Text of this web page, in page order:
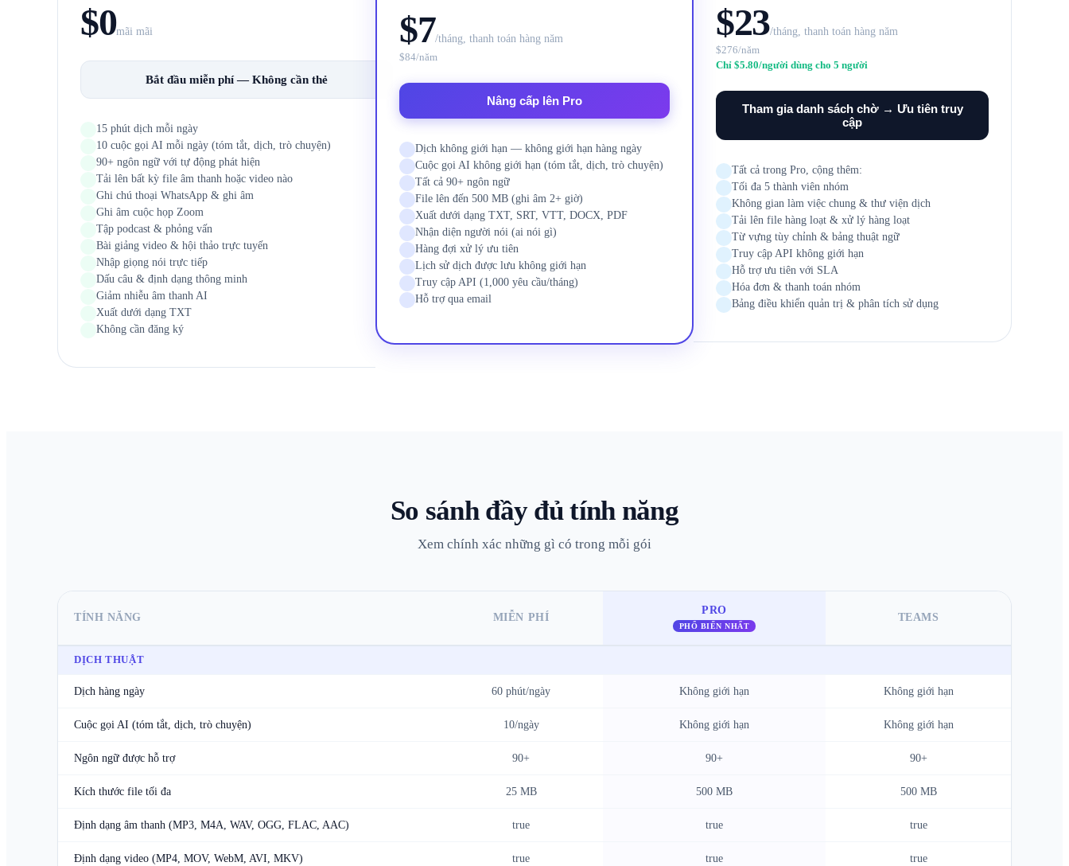
$0mãi mãi
Bắt đầu miễn phí — Không cần thẻ
15 phút dịch mỗi ngày
10 cuộc gọi AI mỗi ngày (tóm tắt, dịch, trò chuyện)
90+ ngôn ngữ với tự động phát hiện
Tải lên bất kỳ file âm thanh hoặc video nào
Ghi chú thoại WhatsApp & ghi âm
Ghi âm cuộc họp Zoom
Tập podcast & phỏng vấn
Bài giảng video & hội thảo trực tuyến
Nhập giọng nói trực tiếp
Dấu câu & định dạng thông minh
Giảm nhiễu âm thanh AI
Xuất dưới dạng TXT
Không cần đăng ký
$7/tháng, thanh toán hàng năm
$84/năm
Nâng cấp lên Pro
Dịch không giới hạn — không giới hạn hàng ngày
Cuộc gọi AI không giới hạn (tóm tắt, dịch, trò chuyện)
Tất cả 90+ ngôn ngữ
File lên đến 500 MB (ghi âm 2+ giờ)
Xuất dưới dạng TXT, SRT, VTT, DOCX, PDF
Nhận diện người nói (ai nói gì)
Hàng đợi xử lý ưu tiên
Lịch sử dịch được lưu không giới hạn
Truy cập API (1,000 yêu cầu/tháng)
Hỗ trợ qua email
$23/tháng, thanh toán hàng năm
$276/năm
Chỉ $5.80/người dùng cho 5 người
Tham gia danh sách chờ → Ưu tiên truy
cập
Tất cả trong Pro, cộng thêm:
Tối đa 5 thành viên nhóm
Không gian làm việc chung & thư viện dịch
Tải lên file hàng loạt & xử lý hàng loạt
Từ vựng tùy chỉnh & bảng thuật ngữ
Truy cập API không giới hạn
Hỗ trợ ưu tiên với SLA
Hóa đơn & thanh toán nhóm
Bảng điều khiển quản trị & phân tích sử dụng
So sánh đầy đủ tính năng
Xem chính xác những gì có trong mỗi gói
TÍNH NĂNG MIỄN PHÍ
PRO
PHỔ BIẾN NHẤT
TEAMS
DỊCH THUẬT
Dịch hàng ngày 60 phút/ngày Không giới hạn Không giới hạn
Cuộc gọi AI (tóm tắt, dịch, trò chuyện) 10/ngày Không giới hạn Không giới hạn
Ngôn ngữ được hỗ trợ 90+ 90+ 90+
Kích thước file tối đa 25 MB 500 MB 500 MB
Định dạng âm thanh (MP3, M4A, WAV, OGG, FLAC, AAC) true true true
Định dạng video (MP4, MOV, WebM, AVI, MKV) true true true